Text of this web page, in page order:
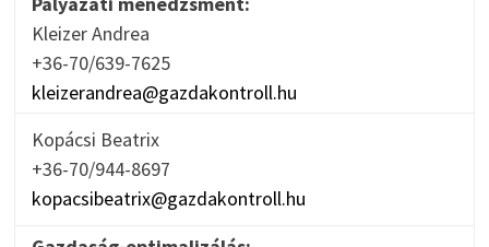
Kleizer Andrea
+36-70/639-7625
kleizerandrea@gazdakontroll.hu
Kopácsi Beatrix
+36-70/944-8697
kopacsibeatrix@gazdakontroll.hu